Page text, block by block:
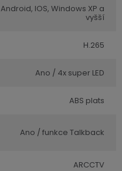
Android, IOS, Windows XP a
vyšší
H.265
Ano / 4x super LED
ABS plats
Ano / funkce Talkback
ARCCTV